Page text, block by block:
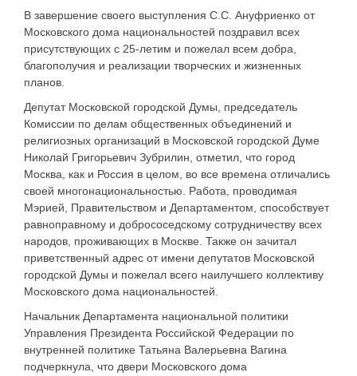
В завершение своего выступления С.С. Ануфриенко от
Московского дома национальностей поздравил всех
присутствующих с 25-летим и пожелал всем добра,
благополучия и реализации творческих и жизненных
планов.
Депутат Московской городской Думы, председатель
Комиссии по делам общественных объединений и
религиозных организаций в Московской городской Думе
Николай Григорьевич Зубрилин, отметил, что город
Москва, как и Россия в целом, во все времена отличались
своей многонациональностью. Работа, проводимая
Мэрией, Правительством и Департаментом, способствует
равноправному и добрососедскому сотрудничеству всех
народов, проживающих в Москве. Также он зачитал
приветственный адрес от имени депутатов Московской
городской Думы и пожелал всего наилучшего коллективу
Московского дома национальностей.
Начальник Департамента национальной политики
Управления Президента Российской Федерации по
внутренней политике Татьяна Валерьевна Вагина
подчеркнула, что двери Московского дома